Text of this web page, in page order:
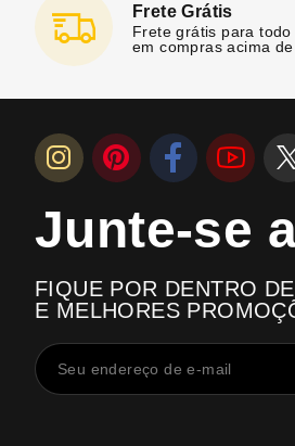
Frete Grátis
Frete grátis para todo
em compras acima
Junte-se
FIQUE POR DENTRO
E MELHORES